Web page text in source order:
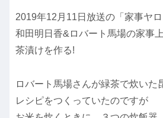
2019年12月11日放送の「家事ヤロ
和田明日香&ロバート馬場の家事
茶漬けを作る!
ロバート馬場さんが緑茶で炊いた
レシピをつくっていたのですが